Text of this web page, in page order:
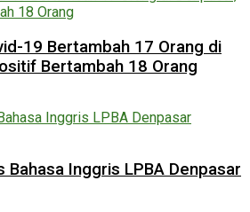
19 Bertambah 17 Orang di
Bertambah 18 Orang
Bahasa Inggris LPBA Denpasar